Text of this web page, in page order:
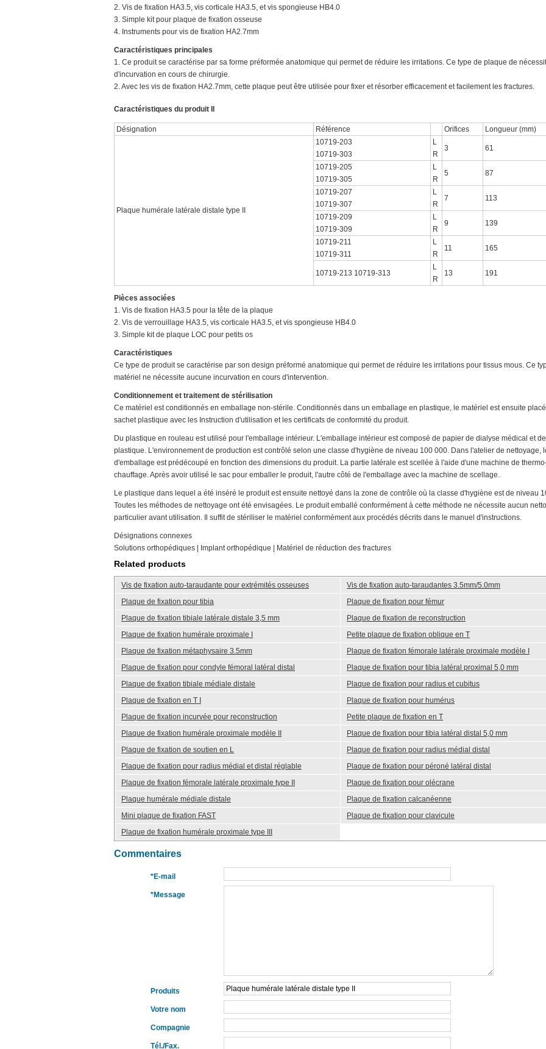
2. Vis de fixation HA3.5, vis corticale HA3.5, et vis spongieuse HB4.0
3. Simple kit pour plaque de fixation osseuse
4. Instruments pour vis de fixation HA2.7mm
Caractéristiques principales
1. Ce produit se caractérise par sa forme préformée anatomique qui permet de réduire les irritations. Ce type de plaque de
d'incurvation en cours de chirurgie.
2. Avec les vis de fixation HA2.7mm, cette plaque peut être utilisée pour fixer et résorber efficacement et facilement les fractures.
Caractéristiques du produit II
Désignation Référence Orifices Longueur (mm)
Plaque humérale latérale distale type II
10719-203
10719-303
L
R
3 61
10719-205
10719-305
L
R
5 87
10719-207
10719-307
L
R
7 113
10719-209
10719-309
L
R
9 139
10719-211
10719-311
L
R
11 165
10719-213 10719-313
L
R
13 191
Pièces associées
1. Vis de fixation HA3.5 pour la tête de la plaque
2. Vis de verrouillage HA3.5, vis corticale HA3.5, et vis spongieuse HB4.0
3. Simple kit de plaque LOC pour petits os
Caractéristiques
Ce type de produit se caractérise par son design préformé anatomique qui permet de réduire les irritations pour tissus mous. Ce
matériel ne nécessite aucune incurvation en cours d'intervention.
Conditionnement et traitement de stérilisation
Ce matériel est conditionnés en emballage non-stérile. Conditionnés dans un emballage en plastique, le matériel est ensuite
sachet plastique avec les Instruction d'utilisation et les certificats de conformité du produit.
Du plastique en rouleau est utilisé pour l'emballage intérieur. L'emballage intérieur est composé de papier de dialyse médical et
plastique. L'environnement de production est contrôlé selon une classe d'hygiène de niveau 100 000. Dans l'atelier de nettoyage,
d'emballage est prédécoupé en fonction des dimensions du produit. La partie latérale est scellée à l'aide d'une machine de
chauffage. Après avoir utilisé le sac pour emballer le produit, l'autre côté de l'emballage avec la machine de scellage.
Le plastique dans lequel a été inséré le produit est ensuite nettoyé dans la zone de contrôle où la classe d'hygiène est de niveau
Toutes les méthodes de nettoyage ont été envisagées. Le produit emballé conformément à cette méthode ne nécessite aucun
particulier avant utilisation. Il suffit de stériliser le matériel conformément aux procédés décrits dans le manuel d'instructions.
Désignations connexes
Solutions orthopédiques | Implant orthopédique | Matériel de réduction des fractures
Related products
Vis de fixation auto-taraudante pour extrémités osseuses
Vis de fixation auto-taraudantes 3.5mm/5.0mm
Plaque de fixation pour tibia
Plaque de fixation pour fémur
Plaque de fixation tibiale latérale distale 3,5 mm
Plaque de fixation de reconstruction
Plaque de fixation humérale proximale I
Petite plaque de fixation oblique en T
Plaque de fixation métaphysaire 3.5mm
Plaque de fixation fémorale latérale proximale modèle I
Plaque de fixation pour condyle fémoral latéral distal
Plaque de fixation pour tibia latéral proximal 5,0 mm
Plaque de fixation tibiale médiale distale
Plaque de fixation pour radius et cubitus
Plaque de fixation en T I
Plaque de fixation pour humérus
Plaque de fixation incurvée pour reconstruction
Petite plaque de fixation en T
Plaque de fixation humérale proximale modèle II
Plaque de fixation pour tibia latéral distal 5,0 mm
Plaque de fixation de soutien en L
Plaque de fixation pour radius médial distal
Plaque de fixation pour radius médial et distal réglable
Plaque de fixation pour péroné latéral distal
Plaque de fixation fémorale latérale proximale type II
Plaque de fixation pour olécrane
Plaque humérale médiale distale
Plaque de fixation calcanéenne
Mini plaque de fixation FAST
Plaque de fixation pour clavicule
Plaque de fixation humérale proximale type III
Commentaires
*E-mail
*Message
Produits
Votre nom
Compagnie
Tél./Fax.